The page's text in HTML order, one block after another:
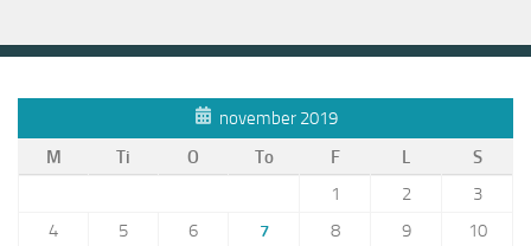
november 2019
M
Ti O To F L
S
1
2
3
4
5 6 7 8 9
10